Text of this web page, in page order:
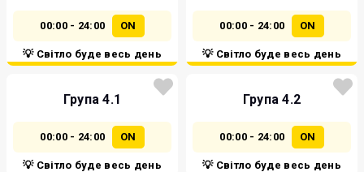
00:00 - 24:00 ON
💡 Світло буде весь день
00:00 - 24:00 ON
💡 Світло буде весь день
Група 4.1
00:00 - 24:00 ON
💡 Світло буде весь день
Група 4.2
00:00 - 24:00 ON
💡 Світло буде весь день